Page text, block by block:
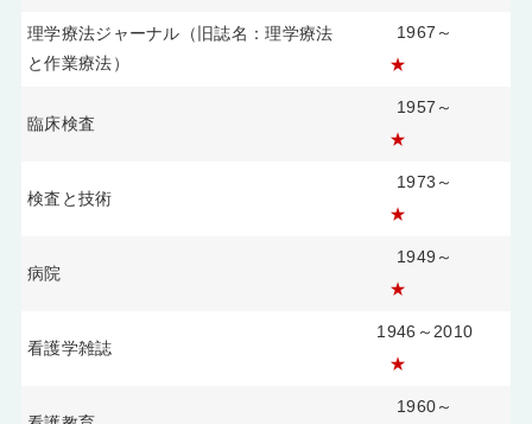
理学療法ジャーナル（旧誌名：理学療法
と作業療法）
1967～
★
臨床検査
1957～
★
検査と技術
1973～
★
病院
1949～
★
看護学雑誌
1946～2010
★
1960～